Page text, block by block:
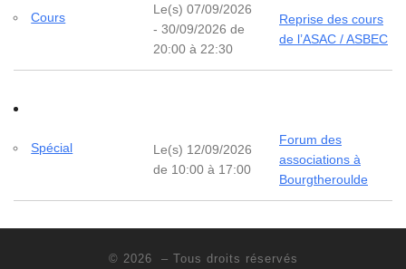
Cours
Le(s) 07/09/2026
- 30/09/2026 de
20:00 à 22:30
Reprise des cours
de l’ASAC / ASBEC
Spécial
Le(s) 12/09/2026
de 10:00 à 17:00
Forum des
associations à
Bourgtheroulde
© 2026 – Tous droits réservés